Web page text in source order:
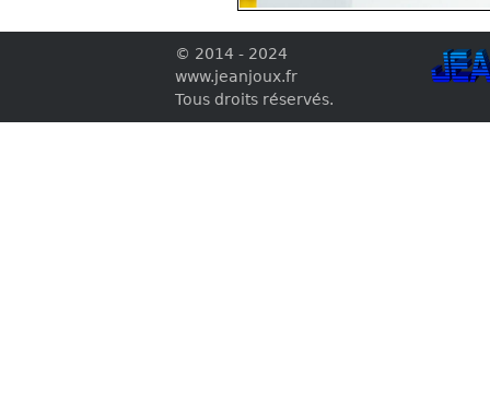
© 2014 - 2024
www.jeanjoux.fr
Tous droits réservés.